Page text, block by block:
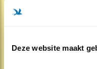
Deze website maakt
Door Christ